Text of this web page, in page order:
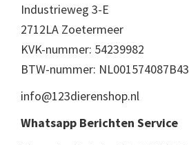
Industrieweg 3-E
2712LA Zoetermeer
KVK-nummer: 54239982
BTW-nummer: NL001574087B43
info@123dierenshop.nl
Whatsapp Berichten Service